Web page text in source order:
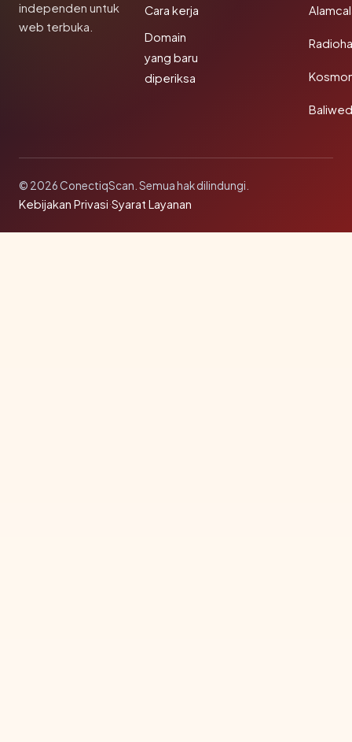
independen untuk
web terbuka.
Cara kerja
Domain
yang baru
diperiksa
© 2026 ConectiqScan. Semua hak dilindungi.
Kebijakan Privasi·Syarat Layanan